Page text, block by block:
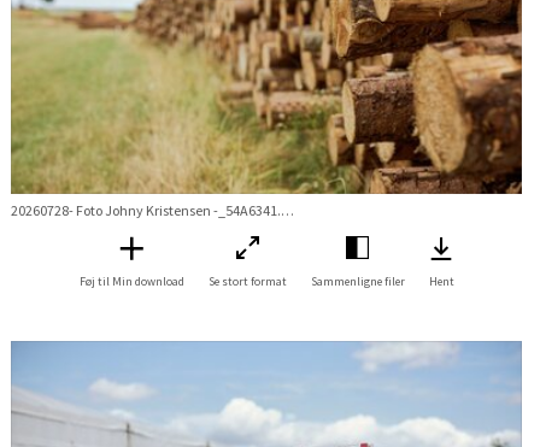
20260728- Foto Johny Kristensen -_54A6341.jpg
Føj til Min download Se stort format Sammenligne filer Hent